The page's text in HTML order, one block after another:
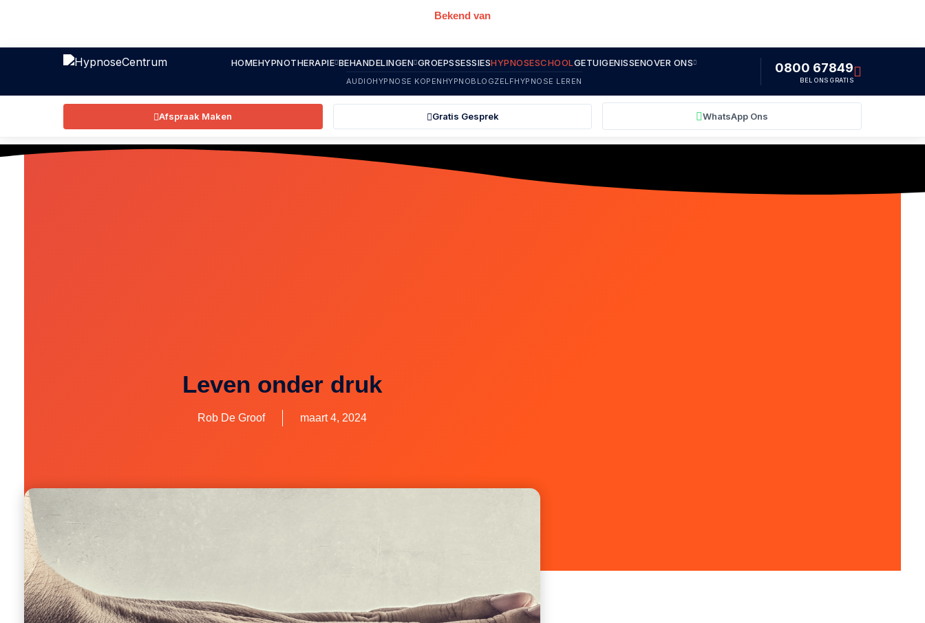
Bekend van
HOMEHYPNOTHERAPIE BEHANDELINGEN GROEPSSESSIESHYPNOSESCHOOLGETUIGENISSENOVER ONS
AUDIOHYPNOSE KOPEN HYPNOBLOGZELFHYPNOSE LEREN
0800 67849
BEL ONS GRATIS
Afspraak Maken Gratis Gesprek WhatsApp Ons
Leven onder druk
Rob De Groof maart 4, 2024